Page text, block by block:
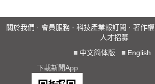
關於我們 · 會員服務 · 科技產業報訂閱 · 著作權
人才招募
■ 中文简体版 ■ English
下載新聞App